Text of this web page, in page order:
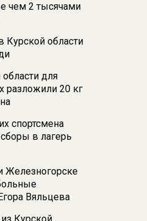
чем 2 тысячами
Курской области
для
разложили 20 кг
спортсмена
в лагерь
Железногорске
Вяльцева